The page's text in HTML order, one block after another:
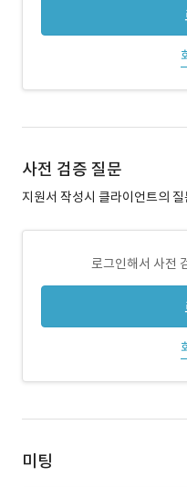
사전 검증 질문
지원서 작성시 클라이언트의
로그인해서 사전
미팅